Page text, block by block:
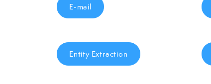
E-mail
Entity Extraction